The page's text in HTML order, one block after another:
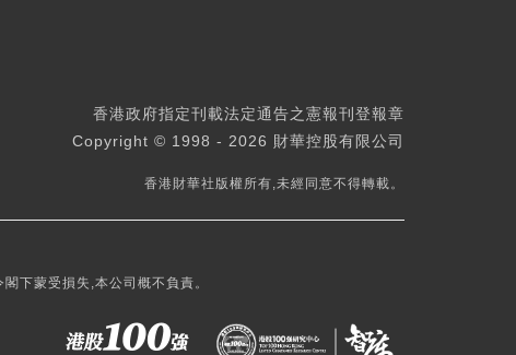
香港政府指定刊載法定通告之憲報刊登報章
Copyright © 1998 - 2026 財華控股有限公司
香港財華社版權所有,未經同意不得轉載。
下蒙受損失,本公司概不負責。